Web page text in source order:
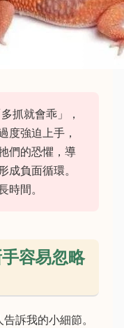
抓就會乖」，
度強迫上手，
們的恐懼，導
成負面循環。
時間。
容易忽略
訴我的小細節。